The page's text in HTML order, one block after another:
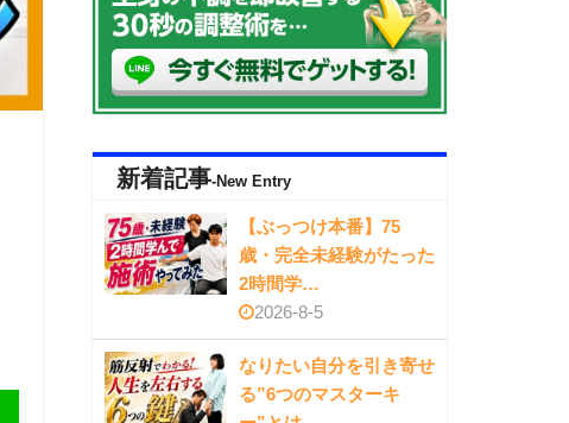
新着記事-New Entry
【ぶっつけ本番】75
歳・完全未経験がたった
2時間学…
2026-8-5
なりたい自分を引き寄せ
る”6つのマスターキ